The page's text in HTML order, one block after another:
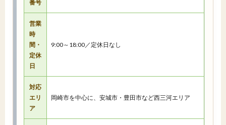
番号
営業
時
間・
定休
日
9:00～18:00／定休日なし
対応
エリ
ア
岡崎市を中心に、安城市・豊田市など西三河エリア